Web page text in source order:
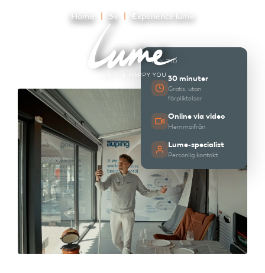
Home Sv Experience lume
DIN TID
30 minuter
Gratis, utan
förpliktelser
Online via video
Hemmaifrån
Lume-specialist
Personlig kontakt